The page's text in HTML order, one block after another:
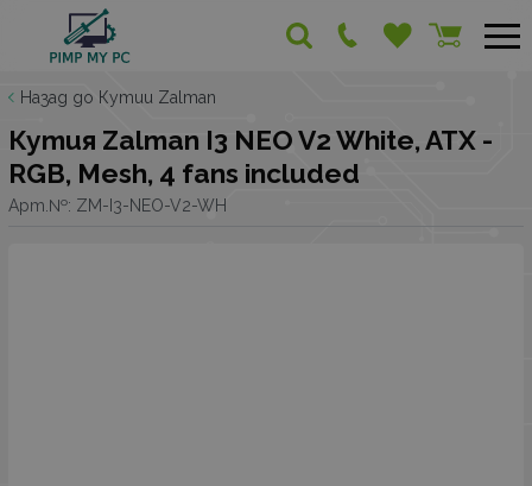
Назад до Кутии Zalman
Кутия Zalman I3 NEO V2 White, ATX -
RGB, Mesh, 4 fans included
Арт.№: ZM-I3-NEO-V2-WH